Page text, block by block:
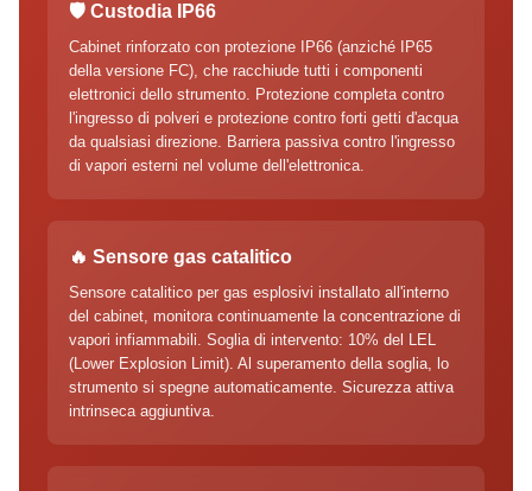
🛡️ Custodia IP66
Cabinet rinforzato con protezione IP66 (anziché IP65
della versione FC), che racchiude tutti i componenti
elettronici dello strumento. Protezione completa contro
l'ingresso di polveri e protezione contro forti getti d'acqua
da qualsiasi direzione. Barriera passiva contro l'ingresso
di vapori esterni nel volume dell'elettronica.
🔥 Sensore gas catalitico
Sensore catalitico per gas esplosivi installato all'interno
del cabinet, monitora continuamente la concentrazione di
vapori infiammabili. Soglia di intervento: 10% del LEL
(Lower Explosion Limit). Al superamento della soglia, lo
strumento si spegne automaticamente. Sicurezza attiva
intrinseca aggiuntiva.